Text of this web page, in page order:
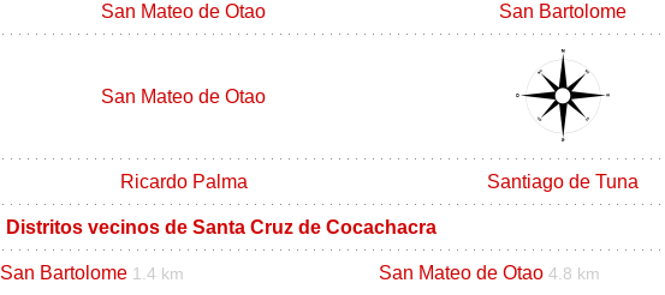
San Mateo de Otao San Bartolome
San Mateo de Otao
Ricardo Palma Santiago de Tuna
Distritos vecinos de Santa Cruz de Cocachacra
San Bartolome 1.4 km San Mateo de Otao 4.8 km